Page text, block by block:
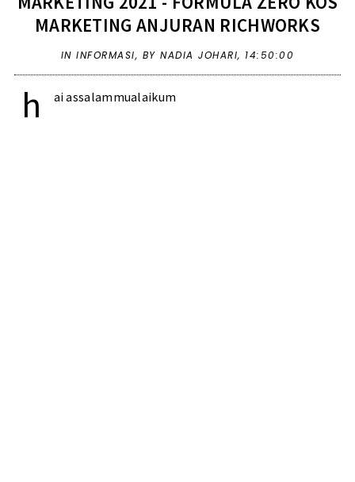
MARKETING ANJURAN RICHWORKS
ININFORMASI, BY NADIA JOHARI, 14:50:00
h ai assalammualaikum